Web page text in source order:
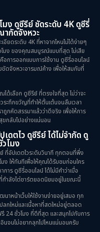
ง ดูซีรีย์ ชัดระดับ 4K ดูซีรี่
กัดจังหวะ
ยดระดับ 4K ที่หาจากไหนไม่ได้ง่ายๆ
โมง ของคุณสมบูรณ์แบบที่สุด ไม่เสีย
การออกแบบการใช้งาน ดูซีรี่ออนไลน์
ดจังหวะอารมณ์ค้าง เพื่อให้สมกับที่
ได้เลือก ดูซีรีย์ ที่ตรงใจที่สุด ไม่ว่าจะ
ระทึกขวัญที่ทำให้ตื่นเต้นจนลืมเวลา
กคัดสรรมาแล้วว่าดีจริง เพื่อให้การ
ขกลับไปอย่างแน่นอน
ดตไว ดูซีรีย์ ได้ไม่จำกัด ดู
โมง
ที่อัปเดตไวระดับวินาที ทุกตอนที่พึ่ง
ง ให้ทันทีเพื่อให้คุณได้รับชมก่อนใคร
าร ดูซีรี่ออนไลน์ ได้ไม่มีคำว่าเบื่อ
กำลังไต่ชาร์ตยอดนิยมอยู่ในขณะนี้
หน้าเว็บให้ใช้งานง่ายอยู่เสมอ ทุก
ลกใหม่และเนื้อหาที่สดใหม่อยู่ตลอด
24 ชั่วโมง ที่ดีที่สุด และสนุกไปกับการ
จนไม่อยากลุกไปไหนแน่นอนครับ